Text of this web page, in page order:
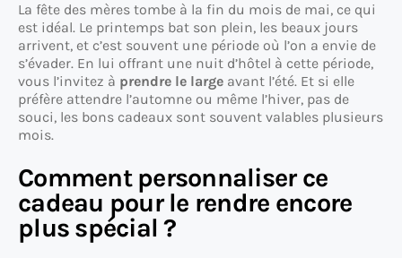
La fête des mères tombe à la fin du mois de mai, ce qui
est idéal. Le printemps bat son plein, les beaux jours
arrivent, et c’est souvent une période où l’on a envie de
s’évader. En lui offrant une nuit d’hôtel à cette période,
vous l’invitez à prendre le large avant l’été. Et si elle
préfère attendre l’automne ou même l’hiver, pas de
souci, les bons cadeaux sont souvent valables plusieurs
mois.
Comment personnaliser ce
cadeau pour le rendre encore
plus spécial ?